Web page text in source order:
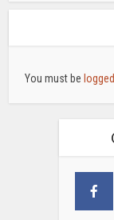
You must be